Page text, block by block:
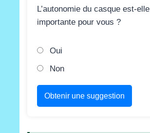
L’autonomie du casque est-elle
importante pour vous ?
Oui
Non
Obtenir une suggestion